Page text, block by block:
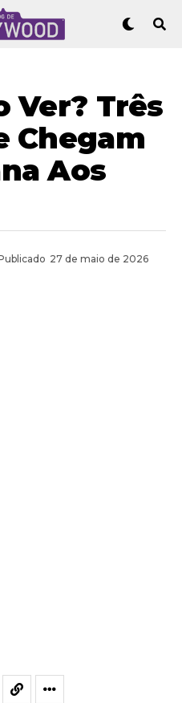
Ver? Três
Chegam
Aos
27 de maio de 2026